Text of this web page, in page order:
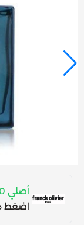
أصلي 100%
اضغط